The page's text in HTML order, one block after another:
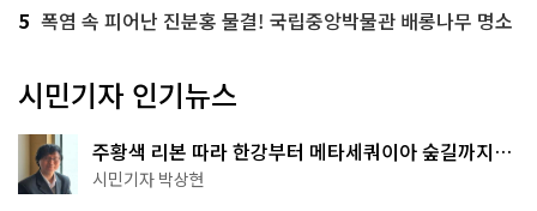
5 폭염 속 피어난 진분홍 물결! 국립중앙박물관 배롱나무 명소
시민기자 인기뉴스
주황색 리본 따라 한강부터 메타세쿼이아 숲길까지…
서울둘레길 15코스
시민기자 박상현